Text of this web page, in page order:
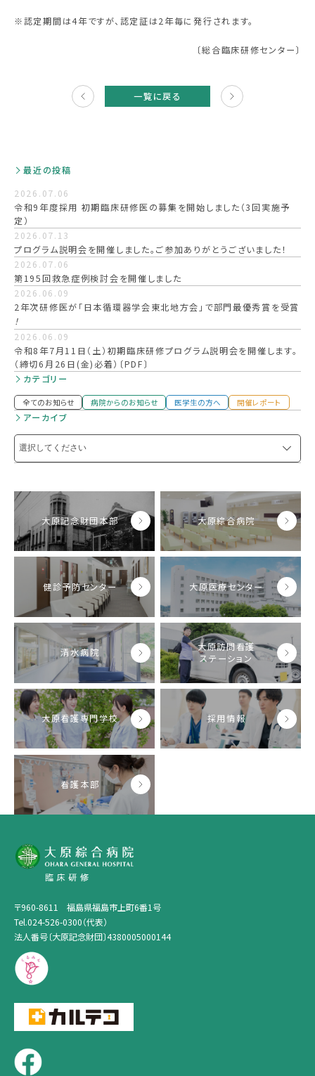
※認定期間は4年ですが、認定証は2年毎に発行されます。
〔総合臨床研修センター〕
記事
へ
一覧に戻る
最近の投稿
2026.07.06
令和9年度採用 初期臨床研修医の募集を開始しました（3回実施予
定）
2026.07.13
プログラム説明会を開催しました。ご参加ありがとうございました！
2026.07.06
第195回救急症例検討会を開催しました
2026.06.09
2年次研修医が「日本循環器学会東北地方会」で部門最優秀賞を受賞
！
2026.06.09
令和8年7月11日（土）初期臨床研修プログラム説明会を開催します。
（締切6月26日(金)必着）〔PDF〕
カテゴリー
全てのお知らせ 病院からのお知らせ 医学生の方へ 開催レポート
アーカイブ
大原記念財団本部 大原綜合病院
健診予防センター 大原医療センター
清水病院
大原訪問看護
ステーション
大原看護専門学校 採用情報
看護本部
〒960-8611 福島県福島市上町6番1号
Tel.024-526-0300（代表）
法人番号〔大原記念財団〕4380005000144